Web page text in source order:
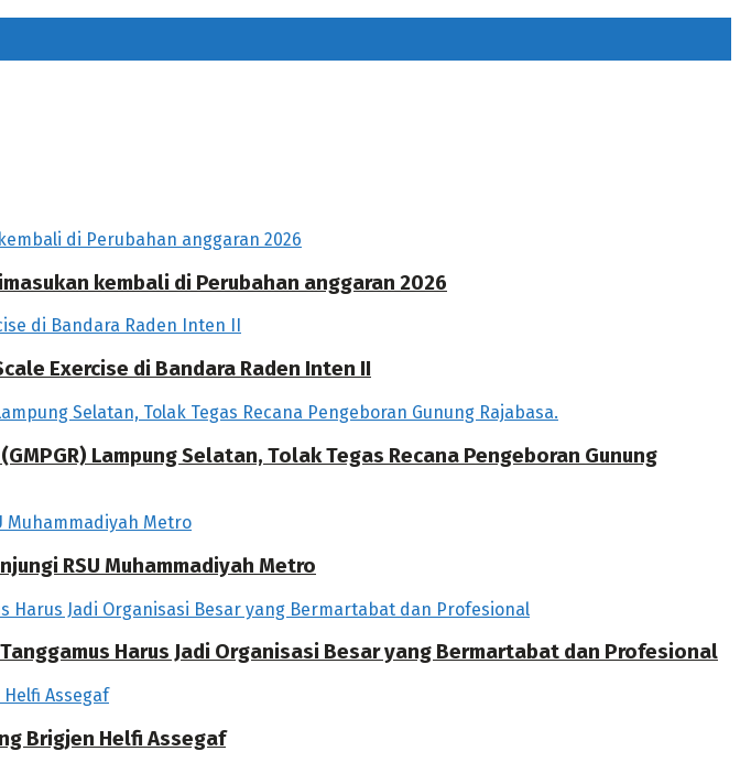
kembali di Perubahan anggaran 2026
Exercise di Bandara Raden Inten II
Lampung Selatan, Tolak Tegas Recana Pengeboran Gunung
RSU Muhammadiyah Metro
Harus Jadi Organisasi Besar yang Bermartabat dan Profesional
Brigjen Helfi Assegaf